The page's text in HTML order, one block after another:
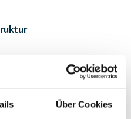
Über Cookies
Vollständiges
Unternehmensprofil